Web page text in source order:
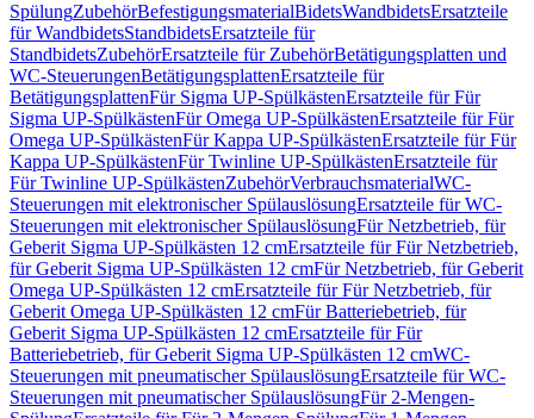
SpülungZubehörBefestigungsmaterialBidetsWandbidetsErsatzteile
für WandbidetsStandbidetsErsatzteile für
StandbidetsZubehörErsatzteile für ZubehörBetätigungsplatten und
WC-SteuerungenBetätigungsplattenErsatzteile für
BetätigungsplattenFür Sigma UP-SpülkästenErsatzteile für Für
Sigma UP-SpülkästenFür Omega UP-SpülkästenErsatzteile für Für
Omega UP-SpülkästenFür Kappa UP-SpülkästenErsatzteile für Für
Kappa UP-SpülkästenFür Twinline UP-SpülkästenErsatzteile für
Für Twinline UP-SpülkästenZubehörVerbrauchsmaterialWC-
Steuerungen mit elektronischer SpülauslösungErsatzteile für WC-
Steuerungen mit elektronischer SpülauslösungFür Netzbetrieb, für
Geberit Sigma UP-Spülkästen 12 cmErsatzteile für Für Netzbetrieb,
für Geberit Sigma UP-Spülkästen 12 cmFür Netzbetrieb, für Geberit
Omega UP-Spülkästen 12 cmErsatzteile für Für Netzbetrieb, für
Geberit Omega UP-Spülkästen 12 cmFür Batteriebetrieb, für
Geberit Sigma UP-Spülkästen 12 cmErsatzteile für Für
Batteriebetrieb, für Geberit Sigma UP-Spülkästen 12 cmWC-
Steuerungen mit pneumatischer SpülauslösungErsatzteile für WC-
Steuerungen mit pneumatischer SpülauslösungFür 2-Mengen-